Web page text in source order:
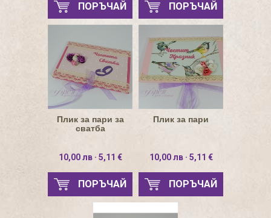
ПОРЪЧАЙ ПОРЪЧАЙ
Плик за пари за
сватба
10,00 лв · 5,11 €
ПОРЪЧАЙ
Плик за пари
10,00 лв · 5,11 €
ПОРЪЧАЙ